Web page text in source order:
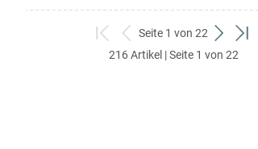
zum
ersten
zurück
zum
Seite 1 von 22
weiter
zum
zum
216 Artikel | Seite 1 von 22